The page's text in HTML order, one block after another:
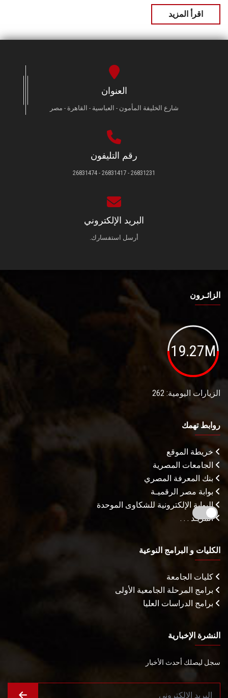
اقرأ المزيد
العنوان
شارع الخليفة المأمون - العباسية - القاهرة - مصر
رقم التليفون
26831231 - 26831417 - 26831474
البريد الإلكتروني
أرسل استفسارك.
الزائـرون
19.27M
الزيارات اليومية: 262
روابط تهمك
خريطة الموقع
الجامعات المصرية
بنك المعرفة المصري
بوابة مصر الرقميـة
البوابة الإلكترونية للشكاوى الموحدة
المزيـد . . .
الكليات و البرامج النوعية
كليات الجامعة
برامج المرحلة الجامعية الأولى
برامج الدراسات العليا
النشرة الإخبارية
سجل ليصلك أحدث الأخبار